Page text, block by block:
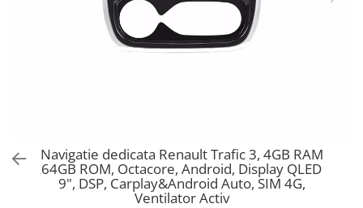
Navigatie dedicata Renault Trafic 3, 4GB RAM
64GB ROM, Octacore, Android, Display QLED
9", DSP, Carplay&Android Auto, SIM 4G,
Ventilator Activ